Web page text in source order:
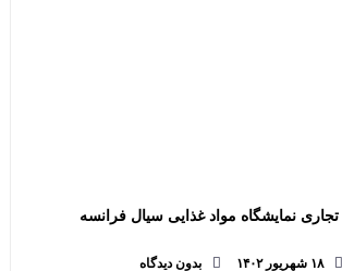
تجاری نمایشگاه مواد غذایی سیال فرانسه
۱۸ شهریور ۱۴۰۲ بدون دیدگاه